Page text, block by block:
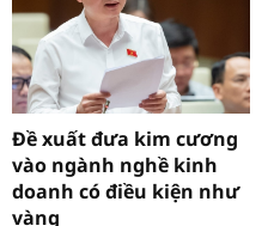
Đề xuất đưa kim cương
vào ngành nghề kinh
doanh có điều kiện như
vàng